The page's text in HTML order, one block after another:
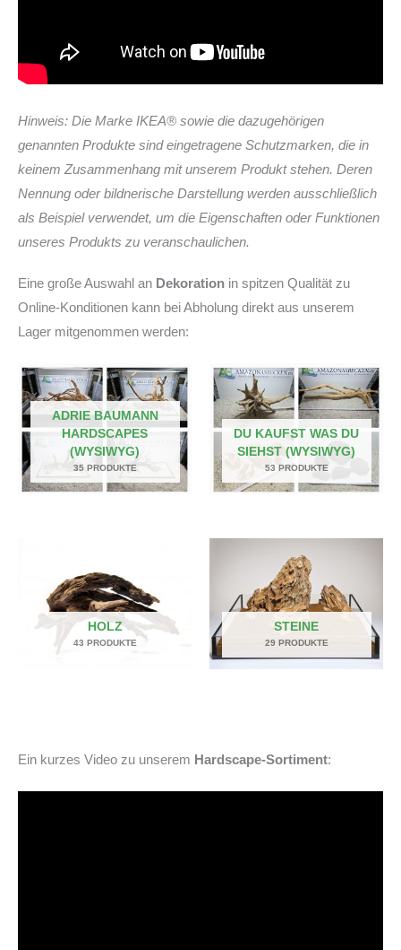
Hinweis: Die Marke IKEA® sowie die dazugehörigen
genannten Produkte sind eingetragene Schutzmarken, die in
keinem Zusammenhang mit unserem Produkt stehen. Deren
Nennung oder bildnerische Darstellung werden ausschließlich
als Beispiel verwendet, um die Eigenschaften oder Funktionen
unseres Produkts zu veranschaulichen.
Eine große Auswahl an Dekoration in spitzen Qualität zu
Online-Konditionen kann bei Abholung direkt aus unserem
Lager mitgenommen werden:
ADRIE BAUMANN
HARDSCAPES
(WYSIWYG)
35 PRODUKTE
DU KAUFST WAS DU
SIEHST (WYSIWYG)
53 PRODUKTE
HOLZ
43 PRODUKTE
STEINE
29 PRODUKTE
Ein kurzes Video zu unserem Hardscape-Sortiment: